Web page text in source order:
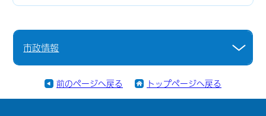
市政情報
前のページへ戻る トップページへ戻る